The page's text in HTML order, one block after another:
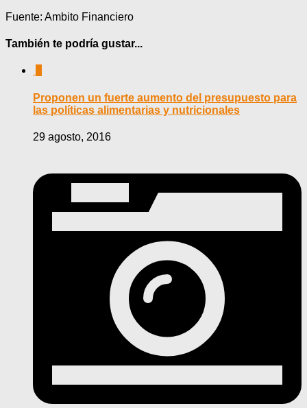
Fuente: Ambito Financiero
También te podría gustar...
Proponen un fuerte aumento del presupuesto para
las políticas alimentarias y nutricionales
29 agosto, 2016